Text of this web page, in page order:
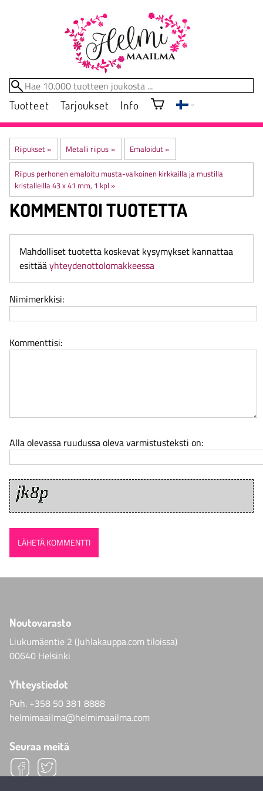
Tuotteet Tarjoukset Info
Riipukset‪» Metalli riipus ‪» Emaloidut‪»
Riipus perhonen emaloitu musta-valkoinen kirkkailla ja mustilla
kristalleilla 43 x 41 mm, 1 kpl ‪»
KOMMENTOI TUOTETTA
Mahdolliset tuotetta koskevat kysymykset kannattaa
esittääyhteydenottolomakkeessa
Nimimerkkisi:
Kommenttisi:
Alla olevassa ruudussa oleva varmistusteksti on:
Noutovarasto
Liukumäentie 2 (Juhlakauppa.com tiloissa)
00640 Helsinki
Yhteystiedot
Puh. +358 50 381 8888
helmimaailma@helmimaailma.com
Seuraa meitä